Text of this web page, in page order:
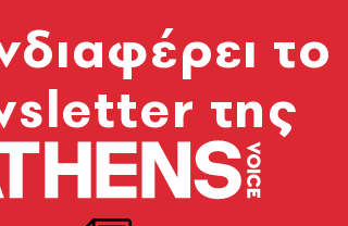
έλεγε ο
για τη μνημονιακή ζωή
το
της